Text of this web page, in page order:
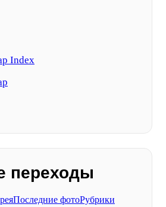
Index
переходы
Последние фотоРубрики